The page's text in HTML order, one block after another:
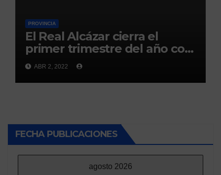
PROVINCIA
El Real Alcázar cierra el
primer trimestre del año con
300.000 visitas
ABR 2, 2022
FECHA PUBLICACIONES
agosto 2026